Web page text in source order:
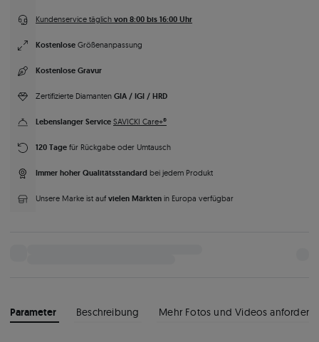
Kundenservice täglich von 8:00 bis 16:00 Uhr
Kostenlose Größenanpassung
Kostenlose Gravur
Zertifizierte Diamanten GIA / IGI / HRD
Lebenslanger Service SAVICKI Care+®
120 Tage für Rückgabe oder Umtausch
Immer hoher Qualitätsstandard bei jedem Produkt
Unsere Marke ist auf vielen Märkten in Europa verfügbar
Parameter Beschreibung Mehr Fotos und Videos anfordern